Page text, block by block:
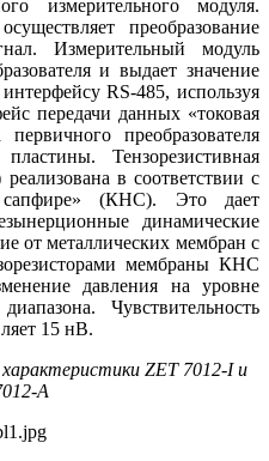
измерительного модуля.
преобразование
Измерительный модуль
и выдает значение
RS‑485, используя
передачи данных «токовая
преобразователя
Тензорезистивная
в соответствии с
(КНС). Это дает
динамические
от металлических мембран с
мембраны КНС
давления на уровне
Чувствительность
15 нВ.
ZET 7012‑I и